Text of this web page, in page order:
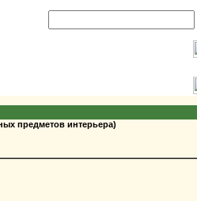
предметов интерьера)